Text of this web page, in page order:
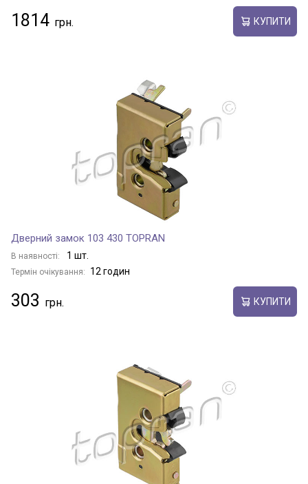
1814 КУПИТИ
Дверний замок 103 430 TOPRAN
В наявності: 1 шт.
Термін очікування: 12 годин
303 КУПИТИ